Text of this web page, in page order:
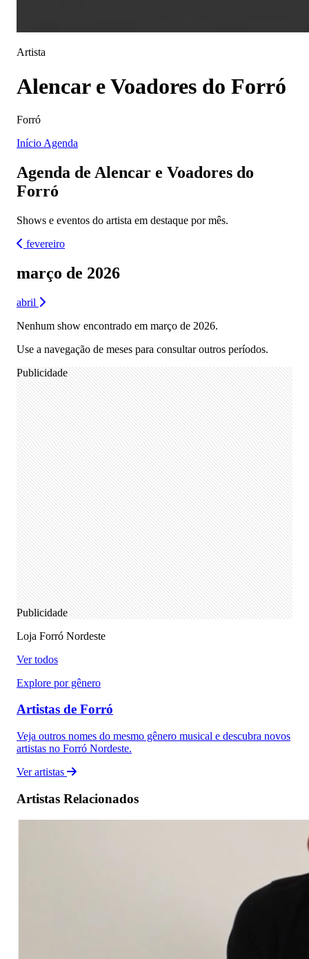
Artista
Alencar e Voadores do Forró
Forró
Início Agenda
Agenda de Alencar e Voadores do
Forró
Shows e eventos do artista em destaque por mês.
fevereiro
março de 2026
abril
Nenhum show encontrado em março de 2026.
Use a navegação de meses para consultar outros períodos.
Publicidade
Publicidade
Loja Forró Nordeste
Ver todos
Explore por gênero
Artistas de Forró
Veja outros nomes do mesmo gênero musical e descubra novos
artistas no Forró Nordeste.
Ver artistas
Artistas Relacionados